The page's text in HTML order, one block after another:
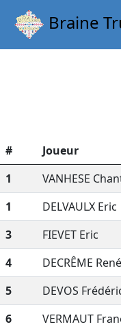
Braine
#
Joueur
1
VANHESE
1
DELVAULX Eric
3
FIEVET Eric
4
DECRÊME René
5
DEVOS
6
VERMAUT